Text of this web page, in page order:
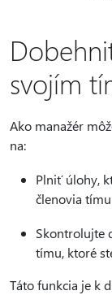
svojím
Ako manažér
na:
Plniť úlohy,
členovia
Skontrolujte
tímu, ktoré
Táto funkcia je k